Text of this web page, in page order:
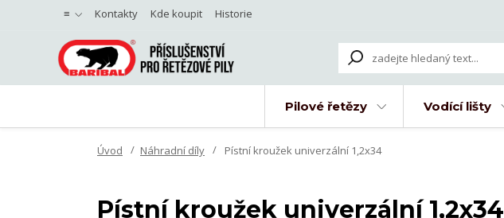
≡ Kontakty Kde koupit Historie
Pilové řetězy Vodící lišty
Úvod Náhradní díly Pístní kroužek univerzální 1,2x34
Pístní kroužek univerzální 1,2x34